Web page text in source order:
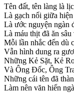
Tên đất, tên làng là
Là gạch nối giữa
Là ước nguyện ngàn
Là máu thịt đã ăn
Mỗi lần nhắc đến dù
Vẫn hình dung ra
Những Kẻ Sặt, Kẻ
Và Ông Đốc, Ông
Những cái tên đã
Làm nên văn hiến